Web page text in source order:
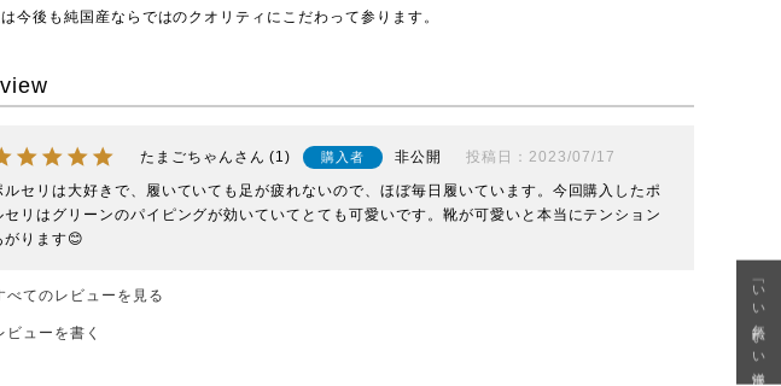
今後も純国産ならではのクオリティにこだわって参ります。
たまごちゃん 1 購入者 非公開 投稿日
2023/07/17
ルセリは大好きで、履いていても足が疲れないので、ほぼ毎日履いています。今回購入したポ
セリはグリーンのパイピングが効いていてとても可愛いです。靴が可愛いと本当にテンション
がります😊
べてのレビューを見る
ビューを書く 「いい年齢 いい洋服」